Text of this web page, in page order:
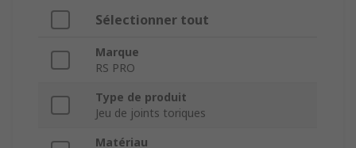
Sélectionner tout
Marque
RS PRO
Type de produit
Jeu de joints toriques
Matériau